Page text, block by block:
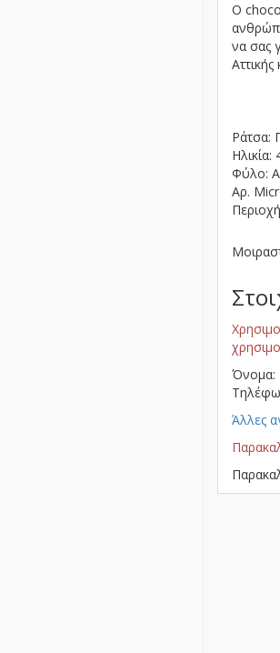
Ο choco
να σας
Αττικής
Ράτσα:
Ηλικία:
Φύλο:
Αρ.
Όνομα:
Άλλες